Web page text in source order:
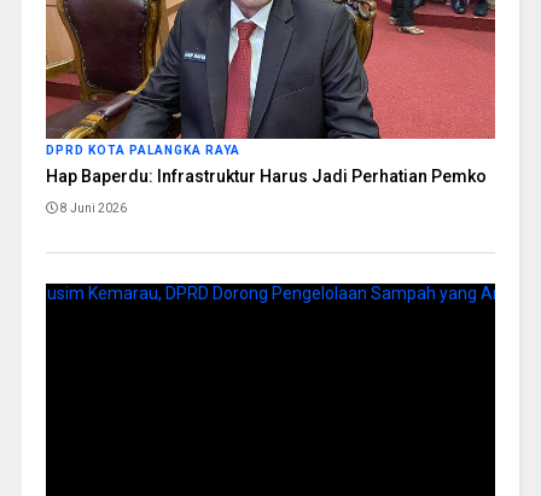
DPRD KOTA PALANGKA RAYA
Hap Baperdu: Infrastruktur Harus Jadi Perhatian Pemko
8 Juni 2026